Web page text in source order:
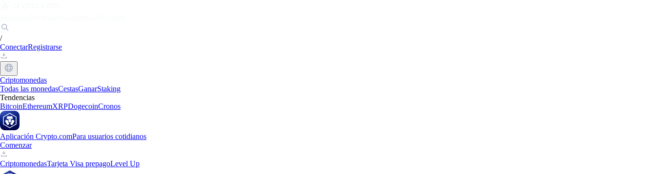
/
ConectarRegistrarse
Criptomonedas
Todas las monedasCestasGanarStaking
Tendencias
BitcoinEthereumXRPDogecoinCronos
Aplicación Crypto.comPara usuarios cotidianos
Comenzar
CriptomonedasTarjeta Visa prepagoLevel Up